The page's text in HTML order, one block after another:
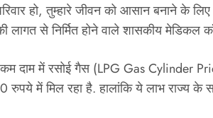
हो, तुम्हारे जीवन को आसान बनाने के
से निर्मित होने वाले शासकीय मेडिकल
में रसोई गैस (LPG Gas Cylinder
मिल रहा है. हालांकि ये लाभ राज्य के